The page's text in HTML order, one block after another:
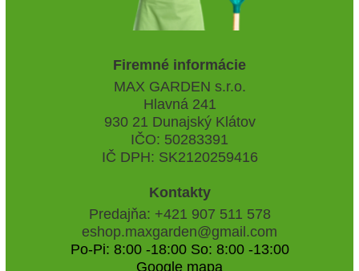
Firemné informácie
MAX GARDEN s.r.o.
Hlavná 241
930 21 Dunajský Klátov
IČO: 50283391
IČ DPH: SK2120259416
Kontakty
Predajňa: +421 907 511 578
eshop.maxgarden@gmail.com
Po-Pi: 8:00 -18:00 So: 8:00 -13:00
Google mapa